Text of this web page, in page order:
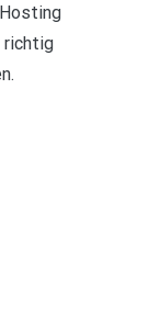
richtig